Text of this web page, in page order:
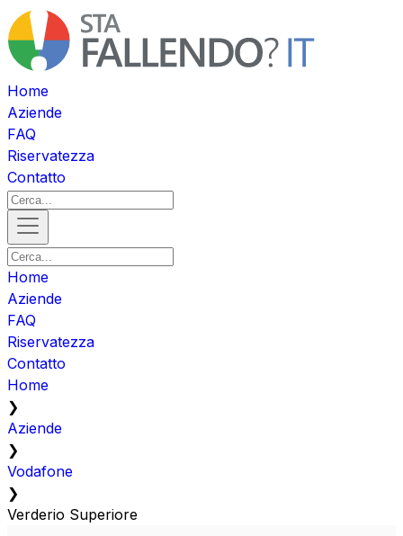
Home
Aziende
FAQ
Riservatezza
Contatto
Home
Aziende
FAQ
Riservatezza
Contatto
Home
❯
Aziende
❯
Vodafone
❯
Verderio Superiore